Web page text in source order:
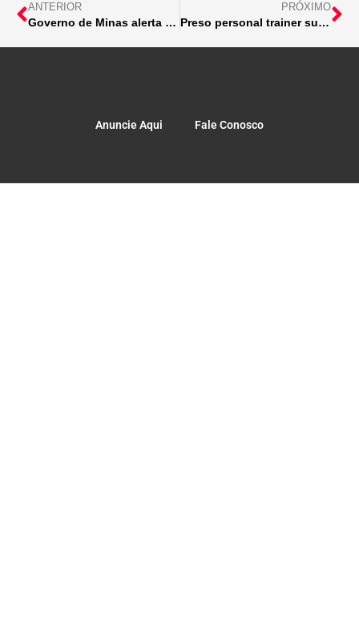
ANTERIOR
Governo de Minas alerta para atuação de ciclone extratropical no estado
PRÓXIMO
Preso personal trainer suspeito de aplicar golpes contra alunos
Anuncie Aqui Fale Conosco